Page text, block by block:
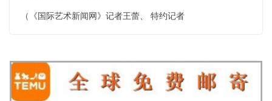
（《国际艺术新闻网》记者王蕾、 特约记者